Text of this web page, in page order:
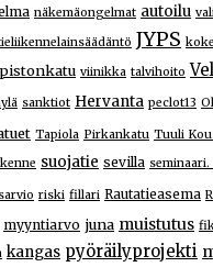
näkemäongelmat autoilu
JYPS
viinikka talvihoito
sanktiot Hervanta peclot13
Tapiola Pirkankatu Tuuli
suojatie sevilla seminaari.
riski fillari Rautatieasema
myyntiarvo juna muistutus
kangas pyöräilyprojekti